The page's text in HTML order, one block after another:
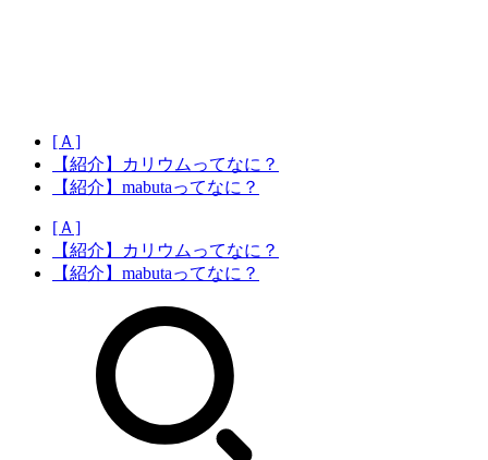
[Ａ]
【紹介】カリウムってなに？
【紹介】mabutaってなに？
[Ａ]
【紹介】カリウムってなに？
【紹介】mabutaってなに？